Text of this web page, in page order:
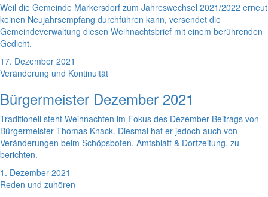
Weil die Gemeinde Markersdorf zum Jahreswechsel 2021/2022 erneut
keinen Neujahrsempfang durchführen kann, versendet die
Gemeindeverwaltung diesen Weihnachtsbrief mit einem berührenden
Gedicht.
17. Dezember 2021
Veränderung und Kontinuität
Bürgermeister Dezember 2021
Traditionell steht Weihnachten im Fokus des Dezember-Beitrags von
Bürgermeister Thomas Knack. Diesmal hat er jedoch auch von
Veränderungen beim Schöpsboten, Amtsblatt & Dorfzeitung, zu
berichten.
1. Dezember 2021
Reden und zuhören